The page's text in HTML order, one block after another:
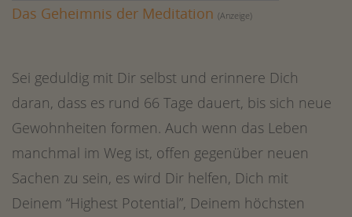
Das Geheimnis der Meditation (Anzeige)
Sei geduldig mit Dir selbst und erinnere Dich
daran, dass es rund 66 Tage dauert, bis sich neue
Gewohnheiten formen. Auch wenn das Leben
manchmal im Weg ist, offen gegenüber neuen
Sachen zu sein, es wird Dir helfen, Dich mit
Deinem “Highest Potential”, Deinem höchsten